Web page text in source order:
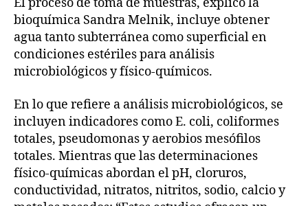
El proceso de toma de muestras, explicó la
bioquímica Sandra Melnik, incluye obtener
agua tanto subterránea como superficial en
condiciones estériles para análisis
microbiológicos y físico-químicos.
En lo que refiere a análisis microbiológicos, se
incluyen indicadores como E. coli, coliformes
totales, pseudomonas y aerobios mesófilos
totales. Mientras que las determinaciones
físico-químicas abordan el pH, cloruros,
conductividad, nitratos, nitritos, sodio, calcio y